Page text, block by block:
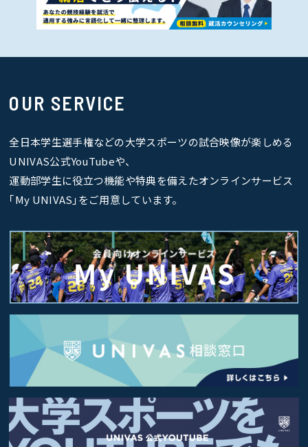
OUR SERVICE
全日本学生選手権などの大学スポーツの試合映像が楽しめる
UNIVAS公式YouTubeや、
運動部学生に役立つ機能や特典を備えたオンラインサービス
｢My UNIVAS｣をご用意しています。